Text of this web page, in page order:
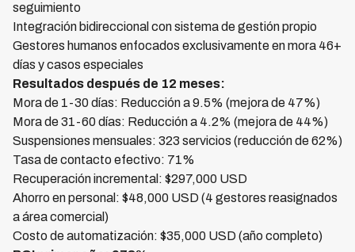
seguimiento
Integración bidireccional con sistema de gestión propio
Gestores humanos enfocados exclusivamente en mora 46+
días y casos especiales
Resultados después de 12 meses:
Mora de 1-30 días: Reducción a 9.5% (mejora de 47%)
Mora de 31-60 días: Reducción a 4.2% (mejora de 44%)
Suspensiones mensuales: 323 servicios (reducción de 62%)
Tasa de contacto efectivo: 71%
Recuperación incremental: $297,000 USD
Ahorro en personal: $48,000 USD (4 gestores reasignados
a área comercial)
Costo de automatización: $35,000 USD (año completo)